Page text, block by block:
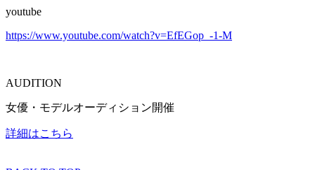
youtube
https://www.youtube.com/watch?v=EfEGop_-1-M
AUDITION
女優・モデルオーディション開催
詳細はこちら